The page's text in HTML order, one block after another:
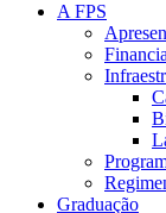
A FPS
Graduação